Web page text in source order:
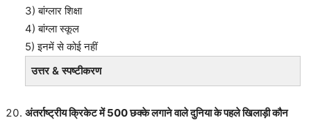
3) बांग्लार शिक्षा
4) बांग्ला स्कूल
5) इनमें से कोई नहीं
उत्तर & स्पष्टीकरण
अंतर्राष्ट्रीय क्रिकेट में 500 छक्के लगाने वाले दुनिया के पहले खिलाड़ी कौन